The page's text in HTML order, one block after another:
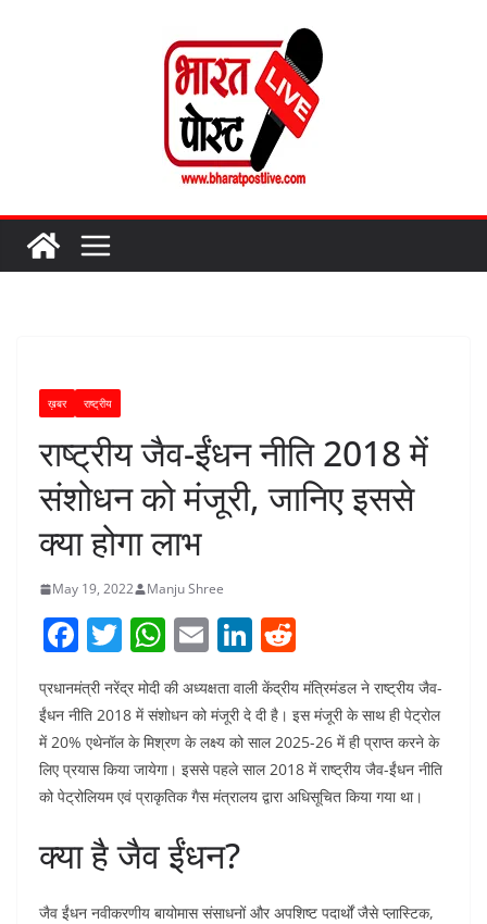
ख़बर राष्ट्रीय
राष्ट्रीय जैव-ईंधन नीति 2018 में
संशोधन को मंजूरी, जानिए इससे
क्या होगा लाभ
May 19, 2022 Manju Shree
F
a
c
e
b
o
o
k
T
w
itt
er
W
h
at
s
A
p
p
E
ai
l
Li
n
k
e
dI
n
e
d
di
t
प्रधानमंत्री नरेंद्र मोदी की अध्यक्षता वाली केंद्रीय मंत्रिमंडल ने राष्ट्रीय जैव-
ईंधन नीति 2018 में संशोधन को मंजूरी दे दी है। इस मंजूरी के साथ ही पेट्रोल
में 20% एथेनॉल के मिश्रण के लक्ष्य को साल 2025-26 में ही प्राप्त करने के
लिए प्रयास किया जायेगा। इससे पहले साल 2018 में राष्ट्रीय जैव-ईंधन नीति
को पेट्रोलियम एवं प्राकृतिक गैस मंत्रालय द्वारा अधिसूचित किया गया था।
क्या है जैव ईंधन?
जैव ईंधन नवीकरणीय बायोमास संसाधनों और अपशिष्ट पदार्थों जैसे प्लास्टिक,